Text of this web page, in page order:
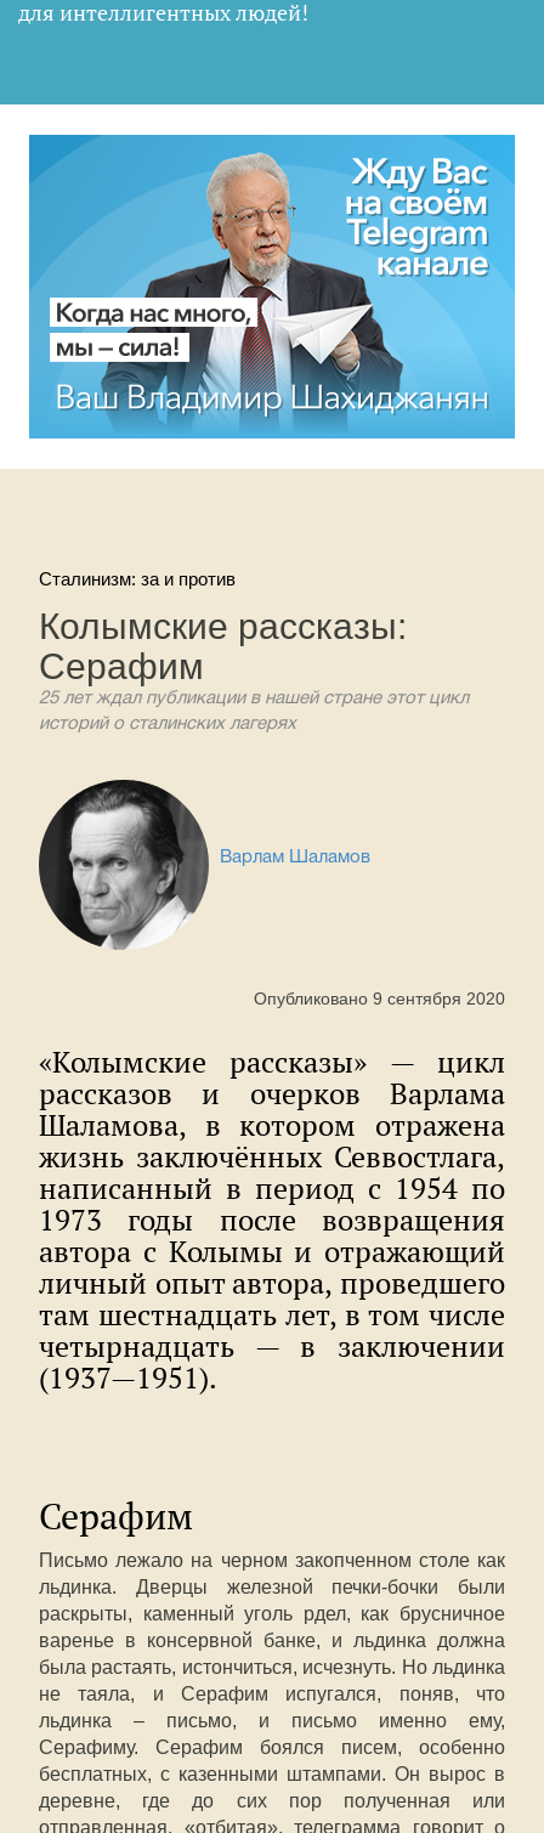
для интеллигентных людей!
Сталинизм: за и против
Колымские рассказы:
Серафим
25 лет ждал публикации в нашей стране этот цикл
историй о сталинских лагерях
Варлам Шаламов
Опубликовано 9 сентября 2020
«Колымские рассказы» — цикл
рассказов и очерков Варлама
Шаламова, в котором отражена
жизнь заключённых Севвостлага,
написанный в период с 1954 по
1973 годы после возвращения
автора с Колымы и отражающий
личный опыт автора, проведшего
там шестнадцать лет, в том числе
четырнадцать — в заключении
(1937—1951).
Серафим
Письмо лежало на черном закопченном столе как
льдинка. Дверцы железной печки-бочки были
раскрыты, каменный уголь рдел, как брусничное
варенье в консервной банке, и льдинка должна
была растаять, истончиться, исчезнуть. Но льдинка
не таяла, и Серафим испугался, поняв, что
льдинка – письмо, и письмо именно ему,
Серафиму. Серафим боялся писем, особенно
бесплатных, с казенными штампами. Он вырос в
деревне, где до сих пор полученная или
отправленная, «отбитая», телеграмма говорит о